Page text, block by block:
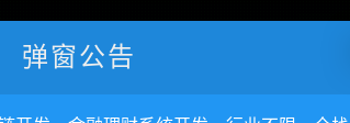
弹窗公告